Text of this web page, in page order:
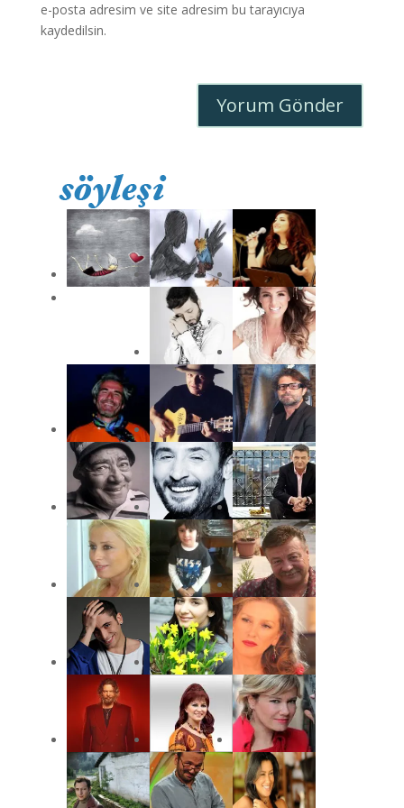
e-posta adresim ve site adresim bu tarayıcıya
kaydedilsin.